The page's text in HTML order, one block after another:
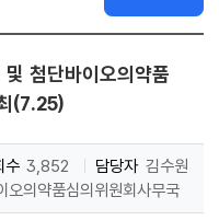
첨단바이오의약품
(7.25)
수 3,852 담당자 김수원
오의약품심의위원회사무국